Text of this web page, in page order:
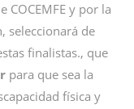
COCEMFE y por la
seleccionará de
finalistas., que
para que sea la
física y